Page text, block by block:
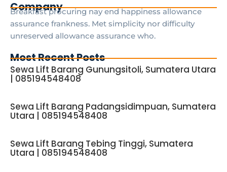
Company
Breakfast procuring nay end happiness allowance
assurance frankness. Met simplicity nor difficulty
unreserved allowance assurance who.
Most Recent Posts
Sewa Lift Barang Gunungsitoli, Sumatera Utara
| 085194548408
Sewa Lift Barang Padangsidimpuan, Sumatera
Utara | 085194548408
Sewa Lift Barang Tebing Tinggi, Sumatera
Utara | 085194548408